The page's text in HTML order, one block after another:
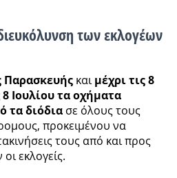
των εκλογέων
Παρασκευήςκαιμέχρι τις 8
Ιουλίου τα οχήματα
τα διόδιασε όλους τους
προκειμένου να
τους από και προς
εκλογείς.